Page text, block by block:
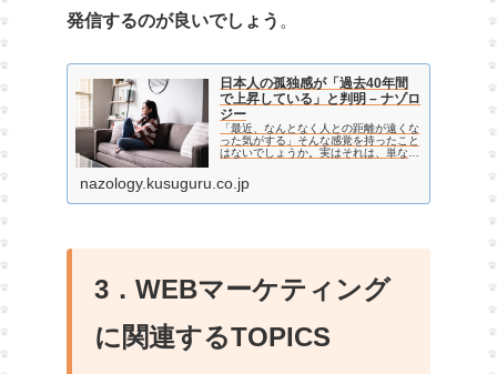
発信するのが良いでしょう 。
日本人の孤独感が「過去40年間
で上昇している」と判明 – ナゾロ
ジー
「最近、なんとなく人との距離が遠くな
った気がする」そんな感覚を持ったこと
はないでしょうか。実はそれは、単なる
いる問題かもしれません。中央大学の最
新研究で、日本人の孤独感がこの40年
間で実際に上昇しているこ…
nazology.kusuguru.co.jp
3．WEBマーケティング
に関連するTOPICS